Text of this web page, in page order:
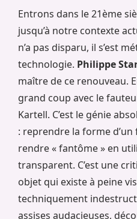
Entrons dans le 21ème
jusqu’à notre contexte
n’a pas disparu, il s’est
technologie. Philippe
maître de ce renouveau.
grand coup avec le
Kartell. C’est le génie
: reprendre la forme d’un
rendre « fantôme » en
transparent. C’est une
objet qui existe à peine
techniquement
assises audacieuses,